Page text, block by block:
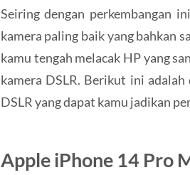
Seiring dengan perkembangan
kamera paling baik yang bahkan
kamu tengah melacak HP yang
kamera DSLR. Berikut ini
DSLR yang dapat kamu jadikan
Apple iPhone 14 Pro